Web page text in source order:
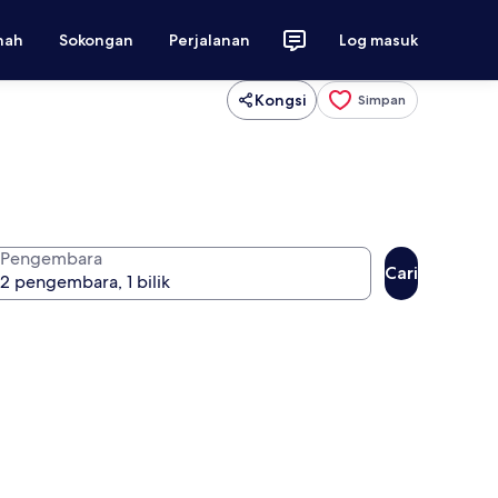
Sokongan Perjalanan Log masuk
Kongsi Simpan
Pengembara
Cari